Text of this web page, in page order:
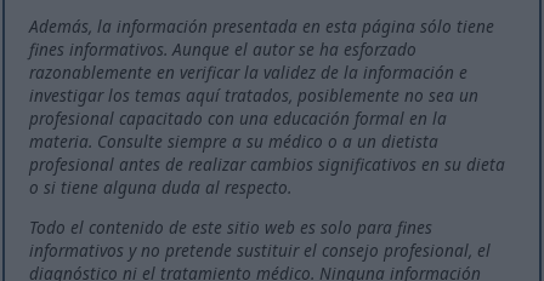
Además, la información presentada en esta página sólo tiene
fines informativos. Aunque el autor se ha esforzado
razonablemente en verificar la validez de la información e
investigar los temas aquí tratados, posiblemente no sea un
profesional capacitado con una educación formal en la
materia. Consulte siempre a su médico o a un dietista
profesional antes de realizar cambios significativos en su dieta
o si tiene alguna duda al respecto.
Todo el contenido de este sitio web es solo para fines
informativos y no pretende sustituir el consejo profesional, el
diagnóstico ni el tratamiento médico. Ninguna información